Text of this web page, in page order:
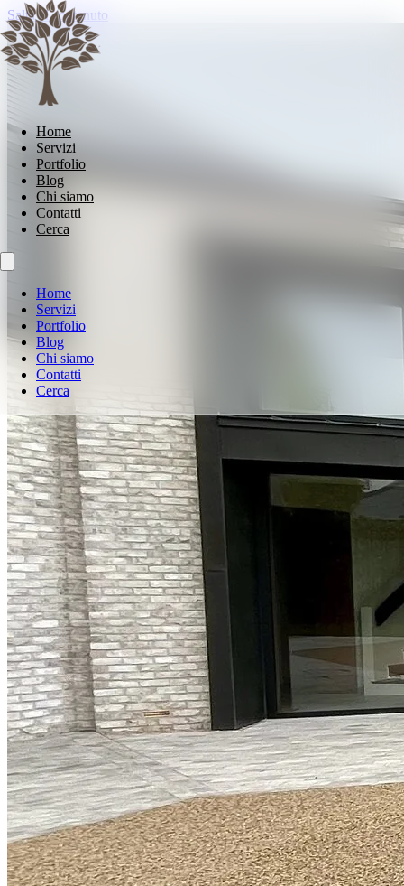
Salta al contenuto
Home
Servizi
Portfolio
Blog
Chi siamo
Contatti
Cerca
Home
Servizi
Portfolio
Blog
Chi siamo
Contatti
Cerca